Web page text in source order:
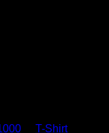
T-Shirt